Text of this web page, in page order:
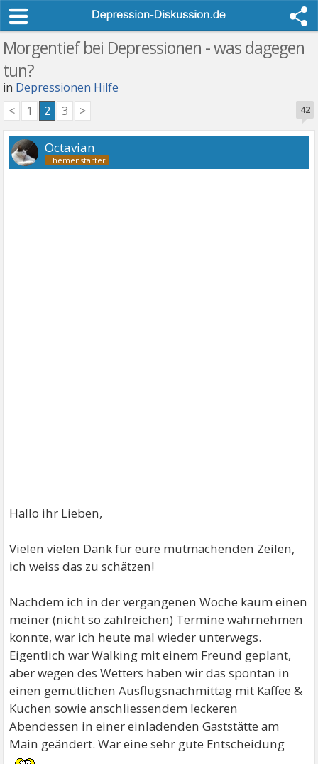
Morgentief bei Depressionen - was dagegen
tun?
in Depressionen Hilfe
42
< 1 2 3 >
Octavian
Hallo ihr Lieben,
Vielen vielen Dank für eure mutmachenden Zeilen,
ich weiss das zu schätzen!
Nachdem ich in der vergangenen Woche kaum einen
meiner (nicht so zahlreichen) Termine wahrnehmen
konnte, war ich heute mal wieder unterwegs.
Eigentlich war Walking mit einem Freund geplant,
aber wegen des Wetters haben wir das spontan in
einen gemütlichen Ausflugsnachmittag mit Kaffee &
Kuchen sowie anschliessendem leckeren
Abendessen in einer einladenden Gaststätte am
Main geändert. War eine sehr gute Entscheidung